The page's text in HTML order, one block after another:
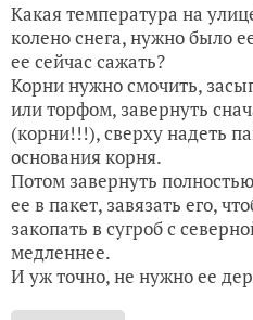
Какая температура на
колено снега, нужно было
ее сейчас сажать?
Корни нужно смочить,
или торфом, завернуть
(корни!!!), сверху надеть
основания корня.
Потом завернуть
ее в пакет, завязать его,
закопать в сугроб с
медленнее.
И уж точно, не нужно ее